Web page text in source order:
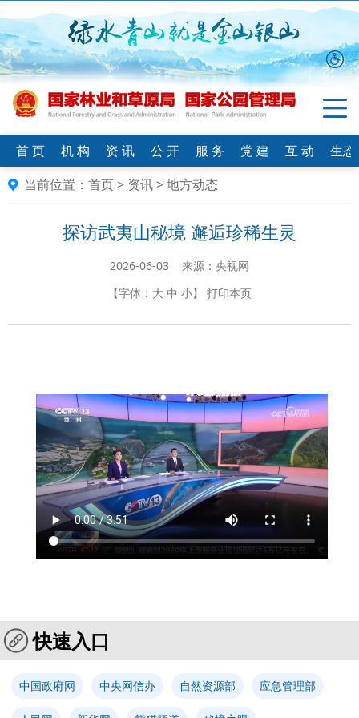
首 页 机 构 资 讯 公 开 服 务 党 建 互 动
生
当前位置： 首页> 资讯>地方动态
探访武夷山秘境 邂逅珍稀生灵
2026-06-03 来源：央视网
【字体： 大 中 小】 打印本页
快速入口
中国政府网 中央网信办 自然资源部 应急管理部